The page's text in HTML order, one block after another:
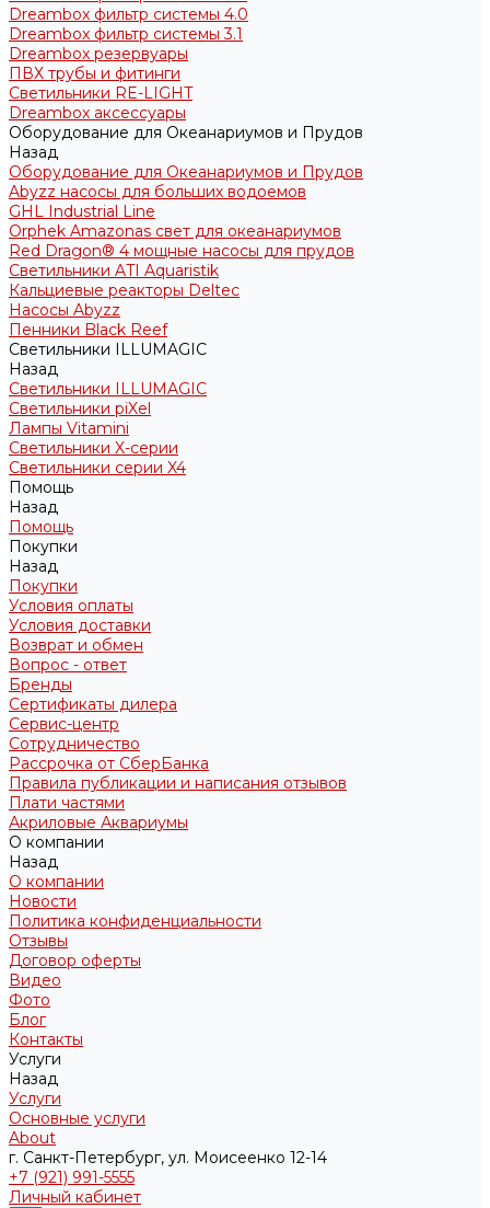
Dreambox фильтр системы 4.0
Dreambox фильтр системы 3.1
Dreambox резервуары
ПВХ трубы и фитинги
Светильники RE-LIGHT
Dreambox аксессуары
Оборудование для Океанариумов и Прудов
Назад
Оборудование для Океанариумов и Прудов
Abyzz насосы для больших водоемов
GHL Industrial Line
Orphek Amazonas свет для океанариумов
Red Dragon® 4 мощные насосы для прудов
Светильники ATI Aquaristik
Кальциевые реакторы Deltec
Насосы Abyzz
Пенники Black Reef
Светильники ILLUMAGIC
Назад
Светильники ILLUMAGIC
Светильники piXel
Лампы Vitamini
Светильники X-серии
Светильники серии X4
Помощь
Назад
Помощь
Покупки
Назад
Покупки
Условия оплаты
Условия доставки
Возврат и обмен
Вопрос - ответ
Бренды
Сертификаты дилера
Сервис-центр
Сотрудничество
Рассрочка от СберБанка
Правила публикации и написания отзывов
Плати частями
Акриловые Аквариумы
О компании
Назад
О компании
Новости
Политика конфиденциальности
Отзывы
Договор оферты
Видео
Фото
Блог
Контакты
Услуги
Назад
Услуги
Основные услуги
About
г. Санкт-Петербург, ул. Моисеенко 12-14
+7 (921) 991-5555
Личный кабинет